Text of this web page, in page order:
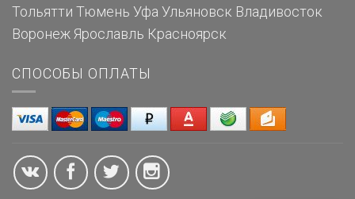
Тольятти Тюмень Уфа Ульяновск Владивосток
Воронеж Ярославль Красноярск
СПОСОБЫ ОПЛАТЫ